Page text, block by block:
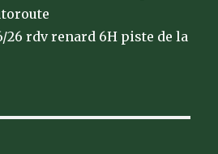
26 rdv renard 6H piste de la